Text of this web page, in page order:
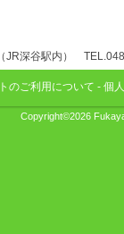
JR深谷駅内）
のご利用について - 個
Copyright©2026